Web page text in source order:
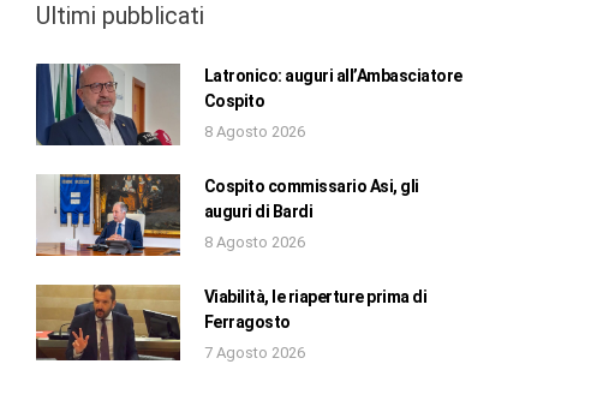
Ultimi pubblicati
Latronico: auguri all’Ambasciatore
Cospito
8 Agosto 2026
Cospito commissario Asi, gli
auguri di Bardi
8 Agosto 2026
Viabilità, le riaperture prima di
Ferragosto
7 Agosto 2026